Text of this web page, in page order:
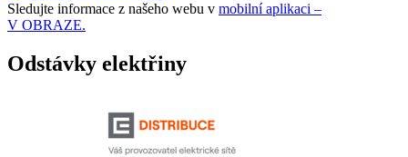
Sledujte informace z našeho webu v mobilní aplikaci –
V OBRAZE.
Odstávky elektřiny